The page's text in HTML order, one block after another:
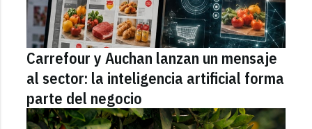
Carrefour y Auchan lanzan un mensaje
al sector: la inteligencia artificial forma
parte del negocio